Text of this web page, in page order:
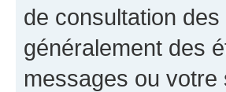
de consultation
généralement des
messages ou